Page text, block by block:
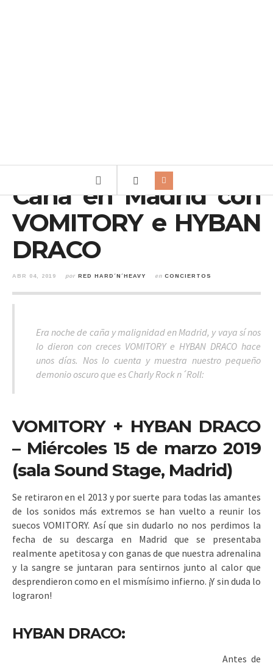
Caña en Madrid con
VOMITORY e HYBAN
DRACO
ABR 04, 2019 por RED HARD´N´HEAVY en CONCIERTOS
Era noche de caña y malignidad en Madrid, y vaya sí nos
lo dieron con creces VOMITORY e HYBAN DRACO hace
unos días. Nos lo cuenta y muestra nuestro pequeño
demonio oscuro que es Charly Rock n´Roll:
VOMITORY + HYBAN DRACO
– Miércoles 15 de marzo 2019
(sala Sound Stage, Madrid)
Se retiraron en el 2013 y por suerte para todas las amantes
de los sonidos más extremos se han vuelto a reunir los
suecos VOMITORY. Así que sin dudarlo no nos perdimos la
fecha de su descarga en Madrid que se presentaba
realmente apetitosa y con ganas de que nuestra adrenalina
y la sangre se juntaran para sentirnos junto al calor que
desprendieron como en el mismísimo infierno. ¡Y sin duda lo
lograron!
HYBAN DRACO:
Antes de